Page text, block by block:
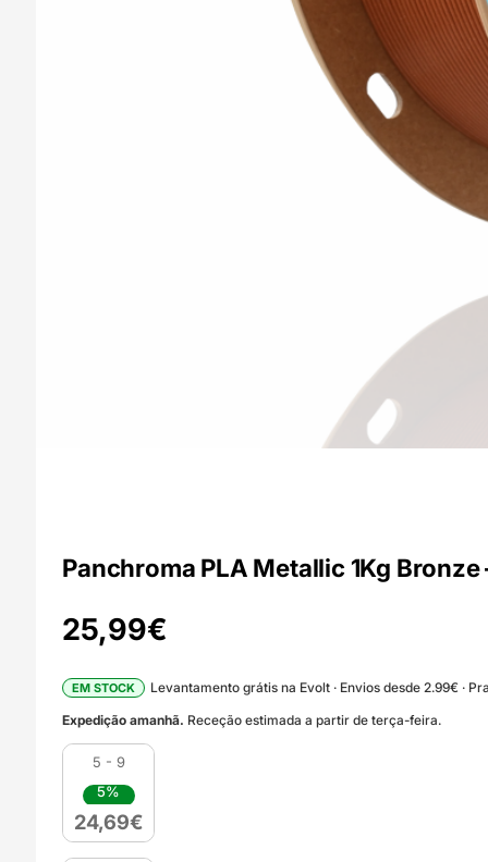
Panchroma PLA Metallic 1Kg Bronze
25,99€
EM STOCK
Levantamento grátis na Evolt · Envios desde 2.99€ ·
Expedição amanhã. Receção estimada a partir de terça-feira.
5 - 9
5%
24,69€